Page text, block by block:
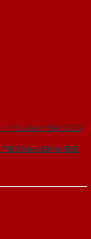
Xoan Đào-SGD